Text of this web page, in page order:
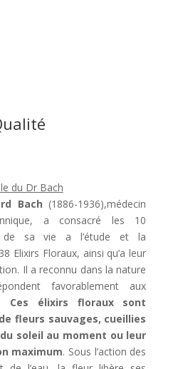
du Dr Bach
Bach (1886-1936),médecin
a consacré les 10
de sa vie a l’étude et la
Elixirs Floraux, ainsi qu’a leur
Il a reconnu dans la nature
favorablement aux
Ces élixirs floraux sont
fleurs sauvages, cueillies
soleil au moment ou leur
maximum. Sous l’action des